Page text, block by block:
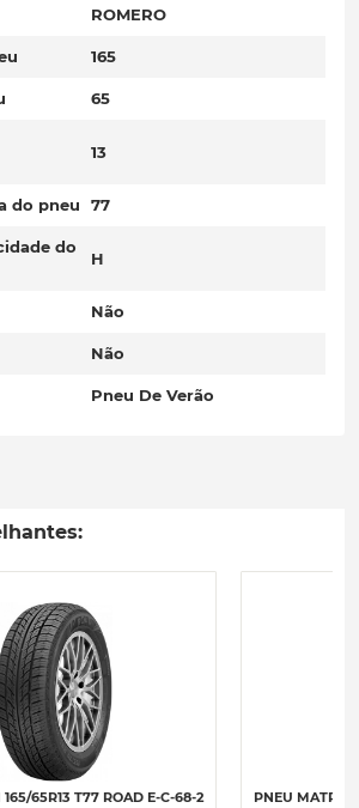
ROMERO
165
65
13
do pneu 77
do
H
Não
Não
Pneu De Verão
65R13 T77 ROAD E-C-68-2 PNEU